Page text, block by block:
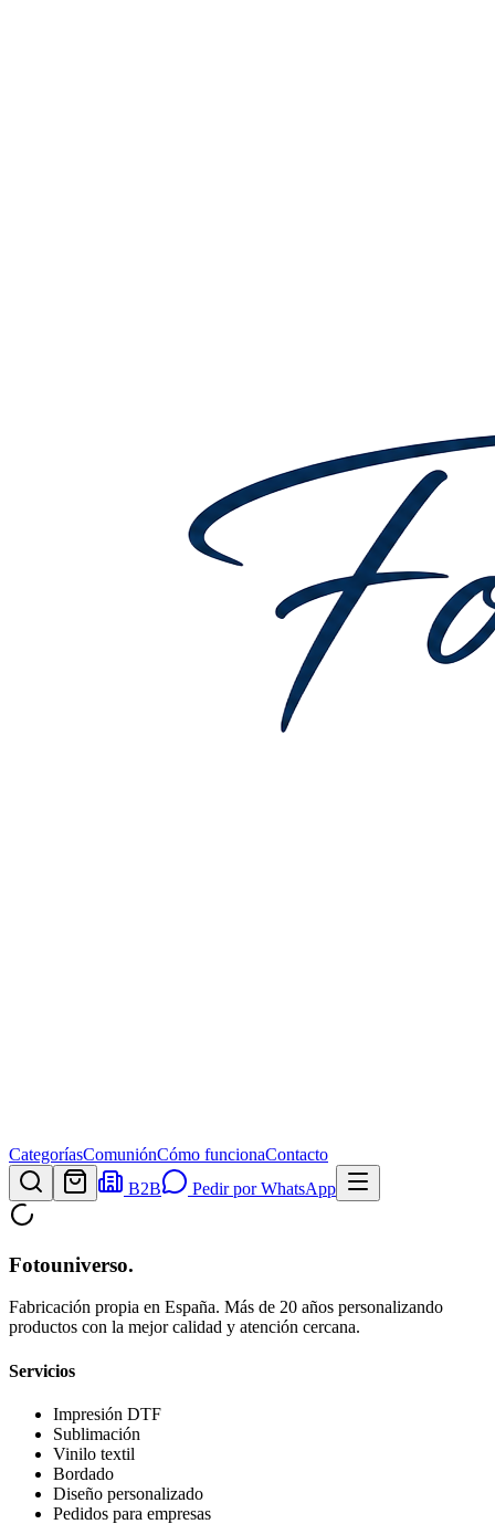
CategoríasComuniónCómo funcionaContacto
B2B
Pedir por WhatsApp
Fotouniverso.
Fabricación propia en España. Más de 20 años personalizando
productos con la mejor calidad y atención cercana.
Servicios
Impresión DTF
Sublimación
Vinilo textil
Bordado
Diseño personalizado
Pedidos para empresas